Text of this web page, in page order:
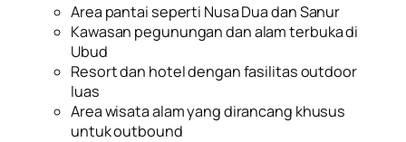
Area pantai seperti Nusa Dua dan Sanur
Kawasan pegunungan dan alam terbuka di
Ubud
Resort dan hotel dengan fasilitas outdoor
luas
Area wisata alam yang dirancang khusus
untuk outbound